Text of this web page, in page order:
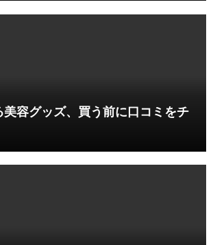
美容グッズ、買う前に口コミをチ